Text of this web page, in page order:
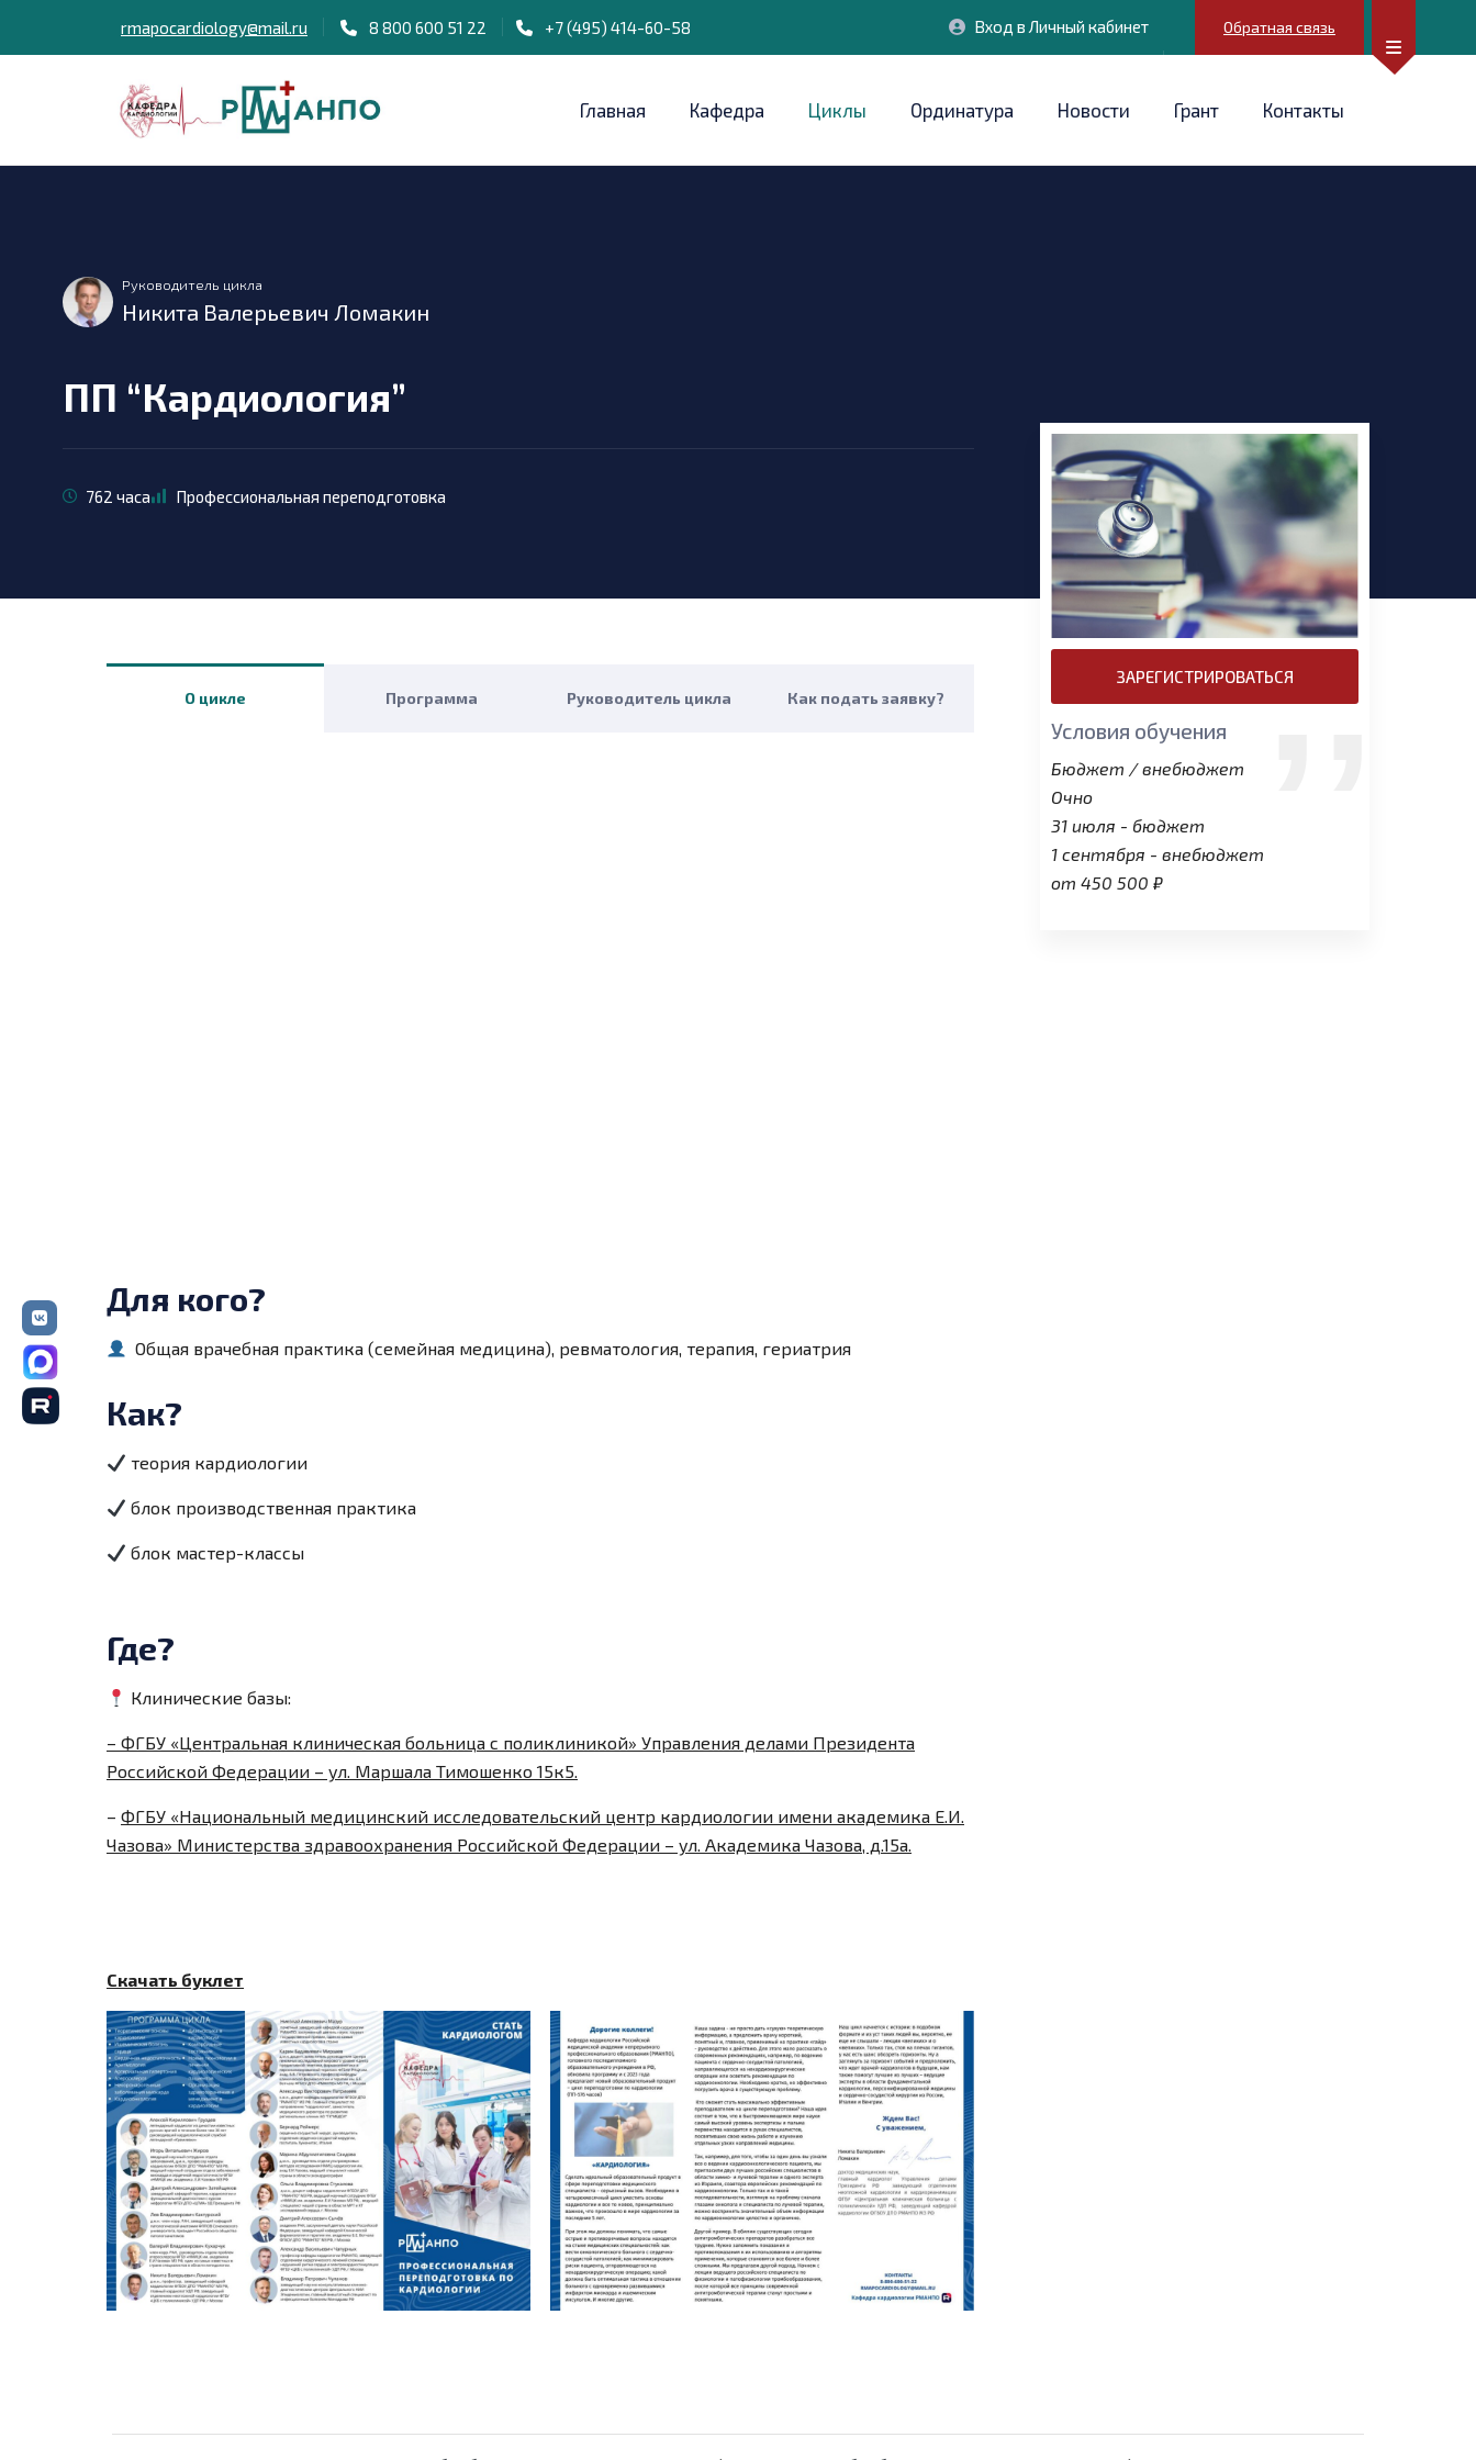
rmapocardiology@mail.ru 8 800 600 51 22 +7 (495) 414-60-58 Вход в Личный кабинет Обратная связь
Главная Кафедра Циклы Ординатура Новости Грант Контакты
Руководитель цикла
Никита Валерьевич Ломакин
ПП “Кардиология”
762 часа Профессиональная переподготовка
О цикле Программа Руководитель цикла Как подать заявку?
Для кого?
Общая врачебная практика (семейная медицина), ревматология, терапия, гериатрия
Как?
теория кардиологии
блок производственная практика
блок мастер-классы
Где?
Клинические базы:
– ФГБУ «Центральная клиническая больница с поликлиникой» Управления делами Президента
Российской Федерации – ул. Маршала Тимошенко 15к5.
– ФГБУ «Национальный медицинский исследовательский центр кардиологии имени академика Е.И.
Чазова» Министерства здравоохранения Российской Федерации – ул. Академика Чазова, д.15а.
Скачать буклет
ЗАРЕГИСТРИРОВАТЬСЯ
Условия обучения
Бюджет / внебюджет
Очно
31 июля - бюджет
1 сентября - внебюджет
от 450 500 ₽